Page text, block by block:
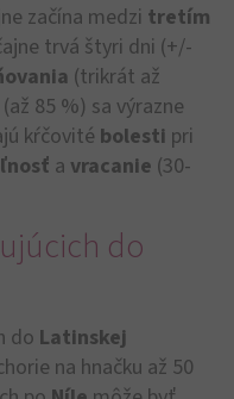
začína medzi tretím
trvá štyri dni (+/-
(trikrát až
(až 85 %) sa výrazne
kŕčovité bolesti pri
a vracanie (30-
do
do Latinskej
na hnačku až 50